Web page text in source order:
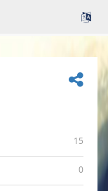
15
0